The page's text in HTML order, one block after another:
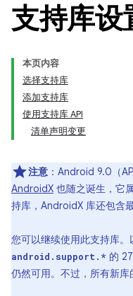
支持库设
本页内容
选择支持库
添加支持库
使用支持库 API
清单声明变更
注意 ：Android 9.0（
AndroidX 也随之诞生，它
持库，AndroidX 库还包含
您可以继续使用此支持库
android.support.* 的
仍然可用。不过，所有新库